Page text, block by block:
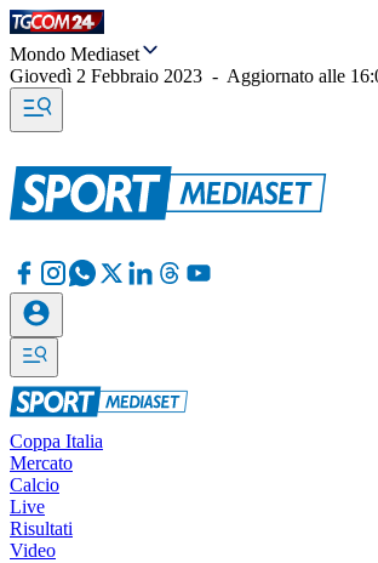
Mondo Mediaset
Giovedì 2 Febbraio 2023 - Aggiornato alle
Coppa Italia
Mercato
Calcio
Live
Risultati
Video